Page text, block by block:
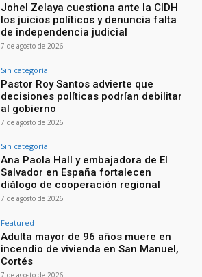
Johel Zelaya cuestiona ante la CIDH
los juicios políticos y denuncia falta
de independencia judicial
7 de agosto de 2026
Sin categoría
Pastor Roy Santos advierte que
decisiones políticas podrían debilitar
al gobierno
7 de agosto de 2026
Sin categoría
Ana Paola Hall y embajadora de El
Salvador en España fortalecen
diálogo de cooperación regional
7 de agosto de 2026
Featured
Adulta mayor de 96 años muere en
incendio de vivienda en San Manuel,
Cortés
7 de agosto de 2026